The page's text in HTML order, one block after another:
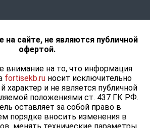
на сайте, не являются публичной
офертой.
на то, что информация
fortisekb.ru носит исключительно
и не является публичной
положениями ст. 437 ГК РФ.
оставляет за собой право в
порядке вносить изменения в